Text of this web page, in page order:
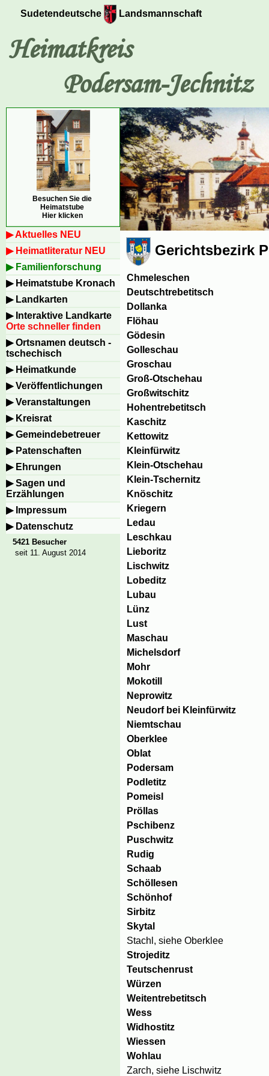
Sudetendeutsche Landsmannschaft
Heimatkreis
Podersam-Jechnitz
Besuchen Sie die
Heimatstube
Hier klicken
Aktuelles NEU
Heimatliteratur NEU
Familienforschung
Heimatstube Kronach
Landkarten
Interaktive Landkarte
Orte schneller finden
Ortsnamen deutsch -
tschechisch
Heimatkunde
Veröffentlichungen
Veranstaltungen
Kreisrat
Gemeindebetreuer
Patenschaften
Ehrungen
Sagen und
Erzählungen
Impressum
Datenschutz
5421 Besucher
seit 11. August 2014
Gerichtsbezirk
Chmeleschen
Deutschtrebetitsch
Dollanka
Flöhau
Gödesin
Golleschau
Groschau
Groß-Otschehau
Großwitschitz
Hohentrebetitsch
Kaschitz
Kettowitz
Kleinfürwitz
Klein-Otschehau
Klein-Tschernitz
Knöschitz
Kriegern
Ledau
Leschkau
Lieboritz
Lischwitz
Lobeditz
Lubau
Lünz
Lust
Maschau
Michelsdorf
Mohr
Mokotill
Neprowitz
Neudorf bei Kleinfürwitz
Niemtschau
Oberklee
Oblat
Podersam
Podletitz
Pomeisl
Pröllas
Pschibenz
Puschwitz
Rudig
Schaab
Schöllesen
Schönhof
Sirbitz
Skytal
Stachl, siehe Oberklee
Strojeditz
Teutschenrust
Würzen
Weitentrebetitsch
Wess
Widhostitz
Wiessen
Wohlau
Zarch, siehe Lischwitz